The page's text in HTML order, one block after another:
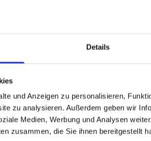
Details
und Anzeigen zu personalisieren,
zu analysieren. Außerdem geben wir
Medien, Werbung und Analysen
zusammen, die Sie ihnen bereitgestellt
- Ihr Partner für Hochbau
Rah­den. Wir sind seit 1959 Ihr
in der Re­gi­on um Min­den-
bis hin zu gro­ßen ge­werb­li­chen